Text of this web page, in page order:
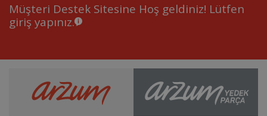
Müşteri Destek Sitesine Hoş geldiniz! Lütfen
giriş yapınız.